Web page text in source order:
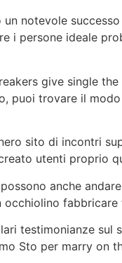
notevole
i persone ideale
give single
puoi trovare il
sito di incontri
utenti proprio
anche
occhiolino
testimonianze sul
Sto per marry on